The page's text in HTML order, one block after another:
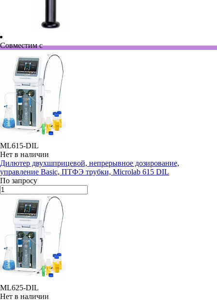
Совместим с
ML615-DIL
Нет в наличии
Дилютер двухшприцевой, непрерывное дозирование,
управление Basic, ПТФЭ трубки, Microlab 615 DIL
По запросу
ML625-DIL
Нет в наличии